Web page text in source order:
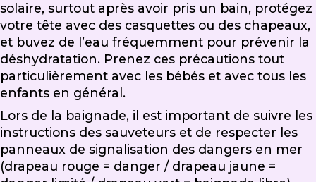
solaire, surtout après avoir pris un bain, protégez
votre tête avec des casquettes ou des chapeaux,
et buvez de l’eau fréquemment pour prévenir la
déshydratation. Prenez ces précautions tout
particulièrement avec les bébés et avec tous les
enfants en général.
Lors de la baignade, il est important de suivre les
instructions des sauveteurs et de respecter les
panneaux de signalisation des dangers en mer
(drapeau rouge = danger / drapeau jaune =